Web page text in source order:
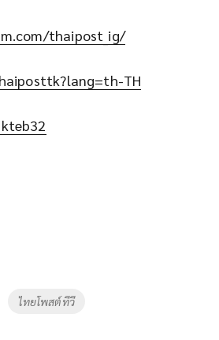
thaipost_ig/
TH
ไทยโพสต์ทีวี